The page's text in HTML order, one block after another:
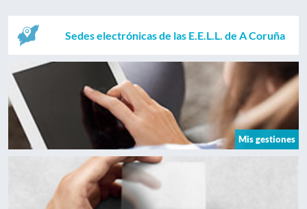
Sedes electrónicas de las E.E.L.L. de A Coruña
Mis gestiones